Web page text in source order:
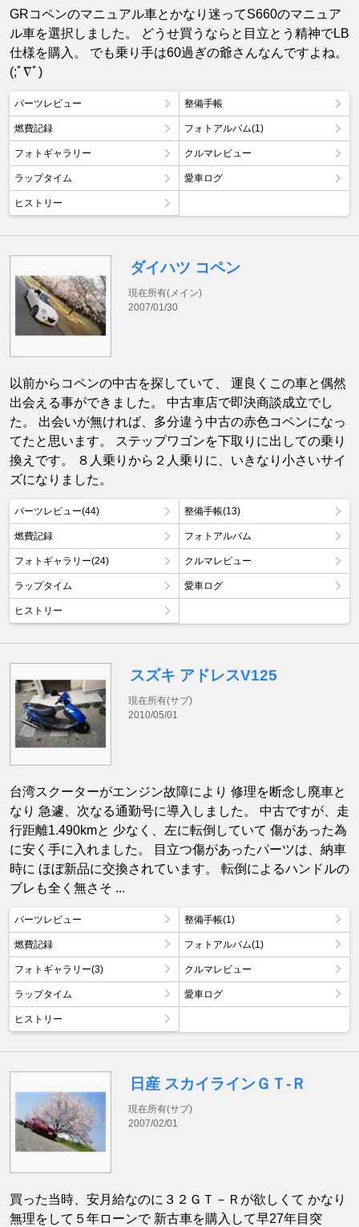
GRコペンのマニュアル車とかなり迷ってS660のマニュア
ル車を選択しました。 どうせ買うならと目立とう精神でLB
仕様を購入。 でも乗り手は60過ぎの爺さんなんですよね。
(;ﾟ∇ﾟ)
パーツレビュー 整備手帳
燃費記録 フォトアルバム(1)
フォトギャラリー クルマレビュー
ラップタイム 愛車ログ
ヒストリー
ダイハツ コペン
現在所有(メイン)
2007/01/30
以前からコペンの中古を探していて、 運良くこの車と偶然
出会える事ができました。 中古車店で即決商談成立でし
た。 出会いが無ければ、多分違う中古の赤色コペンになっ
てたと思います。 ステップワゴンを下取りに出しての乗り
換えです。 ８人乗りから２人乗りに、いきなり小さいサイ
ズになりました。
パーツレビュー(44) 整備手帳(13)
燃費記録 フォトアルバム
フォトギャラリー(24) クルマレビュー
ラップタイム 愛車ログ
ヒストリー
スズキ アドレスV125
現在所有(サブ)
2010/05/01
台湾スクーターがエンジン故障により 修理を断念し廃車と
なり 急遽、次なる通勤号に導入しました。 中古ですが、走
行距離1.490kmと 少なく、左に転倒していて 傷があった為
に安く手に入れました。 目立つ傷があったパーツは、納車
時に ほぼ新品に交換されています。 転倒によるハンドルの
ブレも全く無さそ ...
パーツレビュー 整備手帳(1)
燃費記録 フォトアルバム(1)
フォトギャラリー(3) クルマレビュー
ラップタイム 愛車ログ
ヒストリー
日産 スカイラインＧＴ‐Ｒ
現在所有(サブ)
2007/02/01
買った当時、安月給なのに３２ＧＴ－Ｒが欲しくて かなり
無理をして５年ローンで 新古車を購入して早27年目突